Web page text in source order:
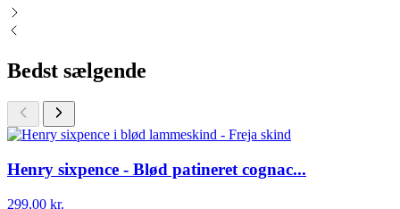
Bedst sælgende
Henry sixpence - Blød patineret cognac...
299,00 kr.